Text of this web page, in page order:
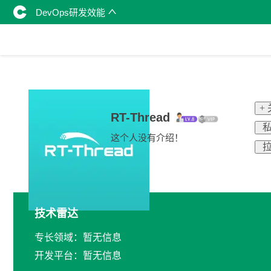
DevOps研发效能
RT-Thread
这个人没有介绍！
+
技术雷达
专长领域：暂无信息
开发平台：暂无信息